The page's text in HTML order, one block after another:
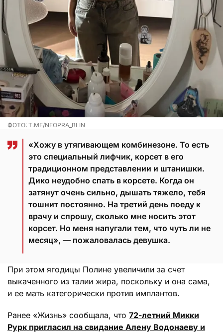
ФОТО: T.ME/NEOPRA_BLIN
«Хожу в утягивающем комбинезоне. То есть
это специальный лифчик, корсет в его
традиционном представлении и штанишки.
Дико неудобно спать в корсете. Когда он
затянут очень сильно, дышать тяжело, тебя
тошнит постоянно. На третий день поеду к
врачу и спрошу, сколько мне носить этот
корсет. Но меня напугали тем, что чуть ли не
месяц», — пожаловалась девушка.
При этом ягодицы Полине увеличили за счет
выкаченного из талии жира, поскольку и она сама,
и ее мать категорически против имплантов.
Ранее «Жизнь» сообщала, что 72-летний Микки
Рурк пригласил на свидание Алену Водонаеву и